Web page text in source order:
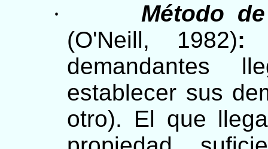
·
Método
(O'Neill, 1982)
demandantes
establecer sus
otro). El que